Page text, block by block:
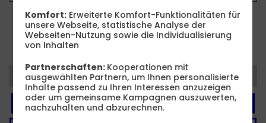
Suchen
Kategorien
FAQ: Am häufigsten gesucht
Komfort: Erweiterte Komfort-Funktionalitäten für
unsere Webseite, statistische Analyse der
Webseiten-Nutzung sowie die Individualisierung
von Inhalten
Partnerschaften: Kooperationen mit
ausgewählten Partnern, um Ihnen personalisierte
Inhalte passend zu Ihren Interessen anzuzeigen
oder um gemeinsame Kampagnen auszuwerten,
nachzuhalten und abzurechnen.